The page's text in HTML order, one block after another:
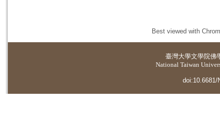
Best viewed with
臺灣大學文學院佛
National Taiwan
doi:10.6681/